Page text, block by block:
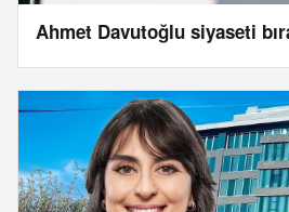
Ahmet Davutoğlu siyaseti